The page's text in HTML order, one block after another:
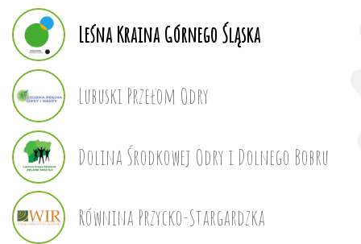
Leśna Kraina Górnego Śląska
Lubuski Przełom Odry
Dolina Środkowej Odry i Dolnego Bobru
Równina Przycko-Stargardzka